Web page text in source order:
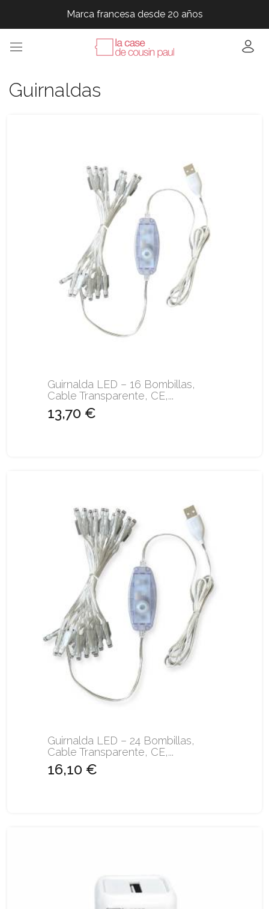
Marca francesa desde 20 años
Marca francesa desde 20 años
Marca francesa desde 20 años
Guirnaldas
Guirnalda LED – 16 Bombillas,
Cable Transparente, CE,...
13,70 €
Guirnalda LED – 24 Bombillas,
Cable Transparente, CE,...
16,10 €